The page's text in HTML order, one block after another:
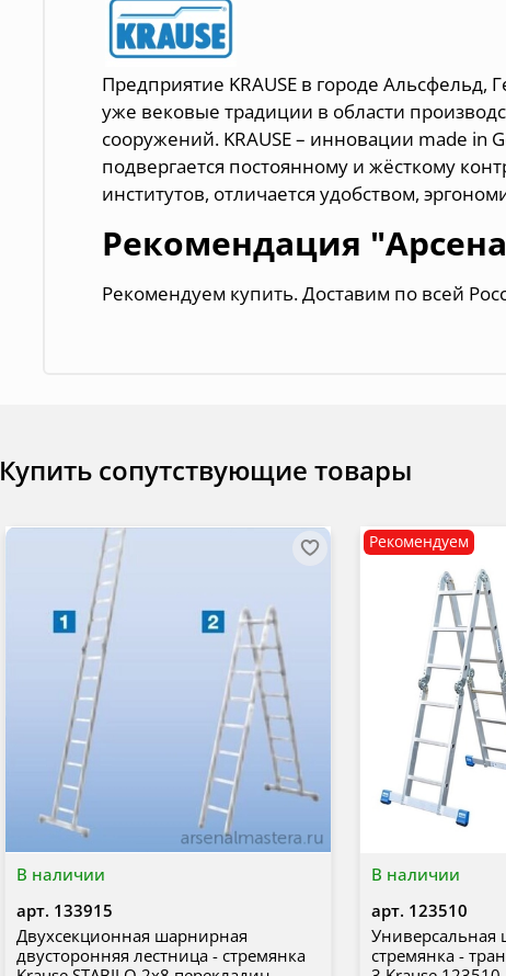
Предприятие KRAUSE в городе
уже вековые традиции в области
сооружений. KRAUSE – инновации made in
подвергается постоянному и жёсткому
институтов, отличается удобством,
Рекомендация
Рекомендуем купить.Доставим по всей
Купить сопутствующие товары
В наличии
арт. 133915
Двухсекционная шарнирная
двусторонняя лестница - стремянка
В наличии
Рекомендуем
арт. 123510
Универсальная
стремянка -